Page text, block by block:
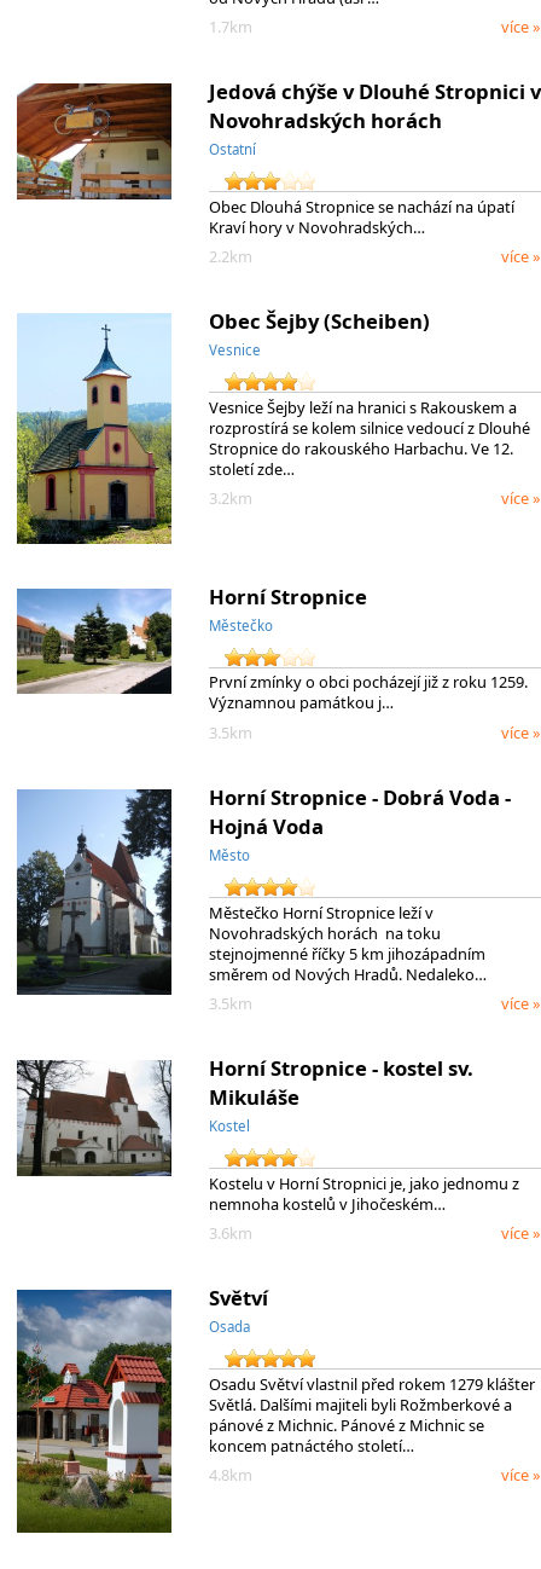
1.7km
více »
Jedová chýše v Dlouhé Stropnici v
Novohradských horách
Ostatní
Obec Dlouhá Stropnice se nachází na úpatí
Kraví hory v Novohradských…
2.2km
více »
Obec Šejby (Scheiben)
Vesnice
Vesnice Šejby leží na hranici s Rakouskem a
rozprostírá se kolem silnice vedoucí z Dlouhé
Stropnice do rakouského Harbachu. Ve 12.
století zde…
3.2km
více »
Horní Stropnice
Městečko
První zmínky o obci pocházejí již z roku 1259.
Významnou památkou j…
3.5km
více »
Horní Stropnice - Dobrá Voda -
Hojná Voda
Město
Městečko Horní Stropnice leží v
Novohradských horách na toku
stejnojmenné říčky 5 km jihozápadním
směrem od Nových Hradů. Nedaleko…
3.5km
více »
Horní Stropnice - kostel sv.
Mikuláše
Kostel
Kostelu v Horní Stropnici je, jako jednomu z
nemnoha kostelů v Jihočeském…
3.6km
více »
Světví
Osada
Osadu Světví vlastnil před rokem 1279 klášter
Světlá. Dalšími majiteli byli Rožmberkové a
pánové z Michnic. Pánové z Michnic se
koncem patnáctého století…
4.8km
více »